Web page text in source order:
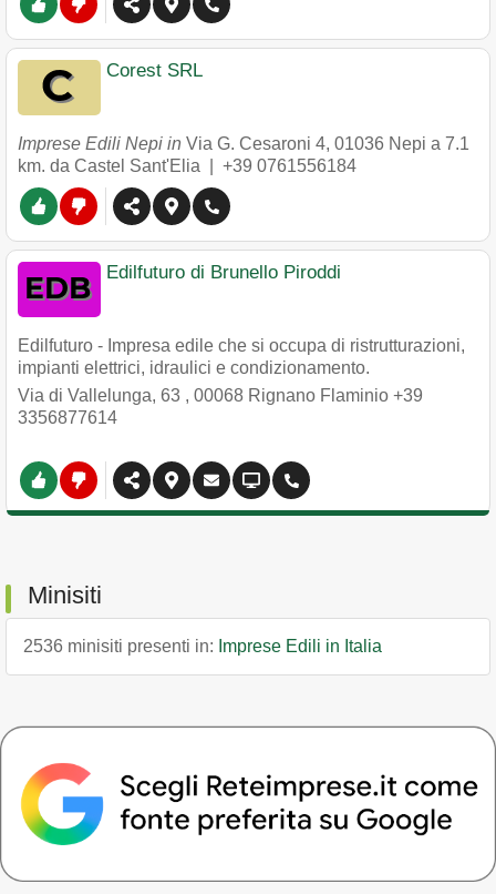
Corest SRL
Imprese Edili Nepi in Via G. Cesaroni 4, 01036 Nepi a 7.1
km. da Castel Sant'Elia | +39 0761556184
Edilfuturo di Brunello Piroddi
Edilfuturo - Impresa edile che si occupa di ristrutturazioni,
impianti elettrici, idraulici e condizionamento.
Via di Vallelunga, 63 , 00068 Rignano Flaminio +39
3356877614
Minisiti
2536 minisiti presenti in: Imprese Edili in Italia